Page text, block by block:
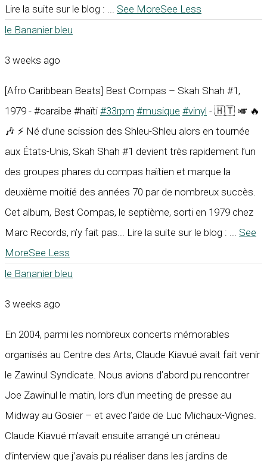
Lire la suite sur le blog : ... See MoreSee Less
le Bananier bleu
3 weeks ago
[Afro Caribbean Beats] Best Compas – Skah Shah #1,
1979 - #caraïbe #haïti #33rpm #musique #vinyl - 🇭🇹 🎺 🔥
🎶 ⚡ Né d’une scission des Shleu-Shleu alors en tournée
aux États-Unis, Skah Shah #1 devient très rapidement l’un
des groupes phares du compas haïtien et marque la
deuxième moitié des années 70 par de nombreux succès.
Cet album, Best Compas, le septième, sorti en 1979 chez
Marc Records, n’y fait pas... Lire la suite sur le blog : ... See
MoreSee Less
le Bananier bleu
3 weeks ago
En 2004, parmi les nombreux concerts mémorables
organisés au Centre des Arts, Claude Kiavué avait fait venir
le Zawinul Syndicate. Nous avions d’abord pu rencontrer
Joe Zawinul le matin, lors d’un meeting de presse au
Midway au Gosier – et avec l’aide de Luc Michaux-Vignes.
Claude Kiavué m’avait ensuite arrangé un créneau
d’interview que j’avais pu réaliser dans les jardins de